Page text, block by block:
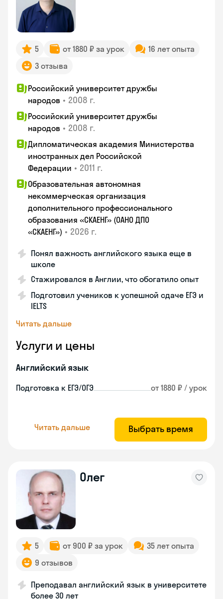
5 от 1880 ₽ за урок
16 лет опыта
3 отзыва
Российский университет дружбы
народов • 2008 г.
Российский университет дружбы
народов • 2008 г.
Дипломатическая академия Министерства
иностранных дел Российской
Федерации • 2011 г.
Образовательная автономная
некоммерческая организация
дополнительного профессионального
образования «СКАЕНГ» (ОАНО ДПО
«СКАЕНГ») • 2026 г.
Понял важность английского языка еще в
школе
Стажировался в Англии, что обогатило опыт
Подготовил учеников к успешной сдаче ЕГЭ и
IELTS
Читать дальше
Услуги и цены
Английский язык
Подготовка к ЕГЭ/ОГЭ от 1880 ₽ / урок
Читать дальше Выбрать время
Олег
5 от 900 ₽ за урок
35 лет опыта
9 отзывов
Преподавал английский язык в университете
более 30 лет